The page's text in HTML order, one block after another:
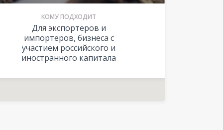
КОМУ ПОДХОДИТ
Для экспортеров и
импортеров, бизнеса с
участием российского и
иностранного капитала